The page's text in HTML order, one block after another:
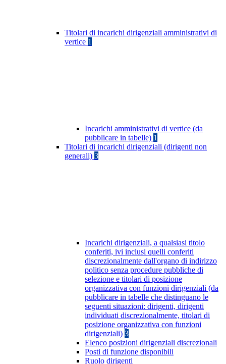
Titolari di incarichi dirigenziali amministrativi di
vertice 1
Incarichi amministrativi di vertice (da
pubblicare in tabelle) 1
Titolari di incarichi dirigenziali (dirigenti non
generali) 3
Incarichi dirigenziali, a qualsiasi titolo
conferiti, ivi inclusi quelli conferiti
discrezionalmente dall'organo di indirizzo
politico senza procedure pubbliche di
selezione e titolari di posizione
organizzativa con funzioni dirigenziali (da
pubblicare in tabelle che distinguano le
seguenti situazioni: dirigenti, dirigenti
individuati discrezionalmente, titolari di
posizione organizzativa con funzioni
dirigenziali) 3
Elenco posizioni dirigenziali discrezionali
Posti di funzione disponibili
Ruolo dirigenti